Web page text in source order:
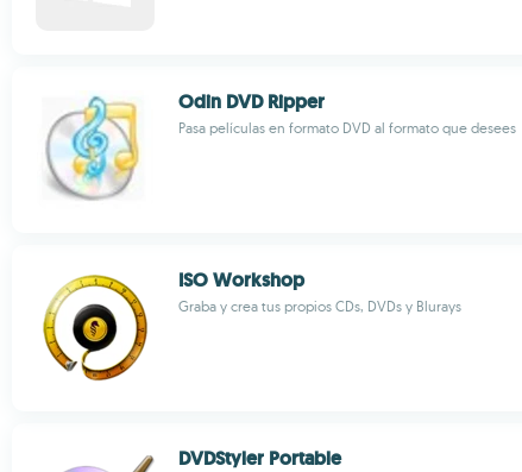
Odin DVD Ripper
Pasa películas en formato DVD al formato que desees
ISO Workshop
Graba y crea tus propios CDs, DVDs y Blurays
DVDStyler Portable